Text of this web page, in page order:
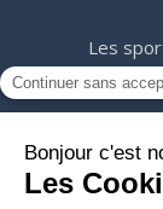
Les
©2023